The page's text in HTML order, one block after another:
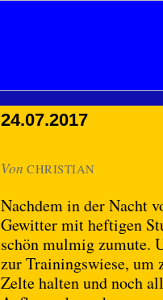
24.07.2017
Von CHRISTIAN
Nachdem in der Nacht
Gewitter mit heftigen
schön mulmig zumute.
zur Trainingswiese, um
Zelte halten und noch